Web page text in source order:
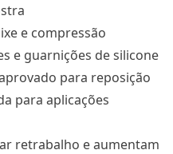
e compressão
e guarnições de silicone
para reposição
para aplicações
retrabalho e aumentam